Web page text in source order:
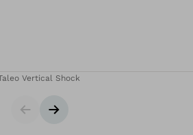
Vertical Shock
SliderSonraki slayt